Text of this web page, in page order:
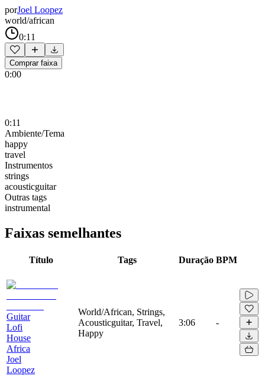
porJoel Loopez
world/african
0:11
Comprar faixa
0:00
0:11
Ambiente/Tema
happy
travel
Instrumentos
strings
acousticguitar
Outras tags
instrumental
Faixas semelhantes
Título Tags Duração BPM
Guitar
Lofi
House
Africa
Joel
Loopez
World/African, Strings,
Acousticguitar, Travel,
Happy
3:06 -